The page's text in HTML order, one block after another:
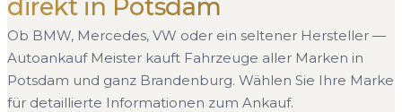
direkt in Potsdam
Ob BMW, Mercedes, VW oder ein seltener Hersteller —
Autoankauf Meister kauft Fahrzeuge aller Marken in
Potsdam und ganz Brandenburg. Wählen Sie Ihre Marke
für detaillierte Informationen zum Ankauf.